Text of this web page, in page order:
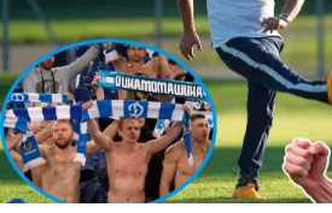
ФУТЗАЛ
ІНШІ
БУКМЕКЕРИ